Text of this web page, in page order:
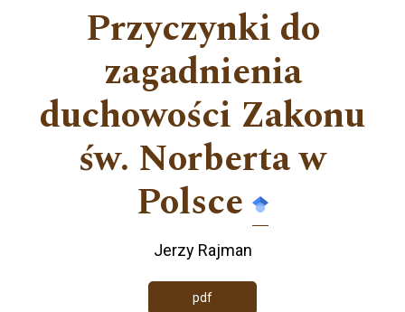
Przyczynki do
zagadnienia
duchowości Zakonu
św. Norberta w
Polsce
Jerzy Rajman
pdf